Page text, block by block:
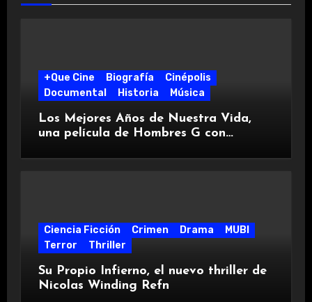
+Que Cine Biografía
Cinépolis
Documental
Historia Música
Los Mejores Años de Nuestra Vida,
una película de Hombres G con
Ciencia Ficción Crimen Drama
MUBI
Terror
Thriller
Su Propio Infierno, el nuevo thriller de
Nicolas Winding Refn